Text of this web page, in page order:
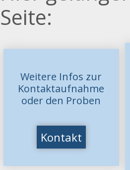
Seite:
Weitere Infos zur
Kontaktaufnahme
oder den Proben
Kontakt